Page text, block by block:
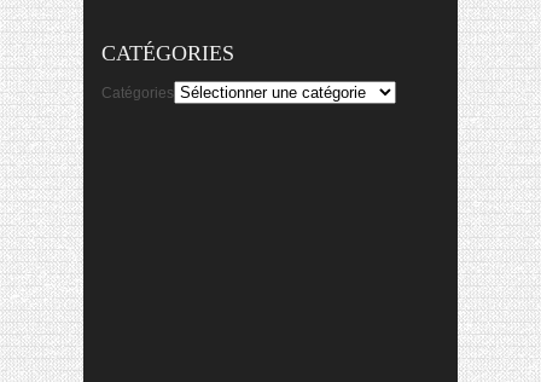
CATÉGORIES
Catégories